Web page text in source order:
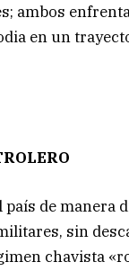
ambos
en un
de manera
sin
chavista